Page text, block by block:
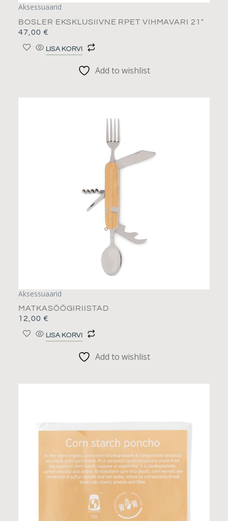
Aksessuaarid
BOSLER EKSKLUSIIVNE RPET VIHMAVARI 21″
47,00 €
LISA KORVI
Add to wishlist
Aksessuaarid
MATKASÖÖGIRIISTAD
12,00 €
LISA KORVI
Add to wishlist